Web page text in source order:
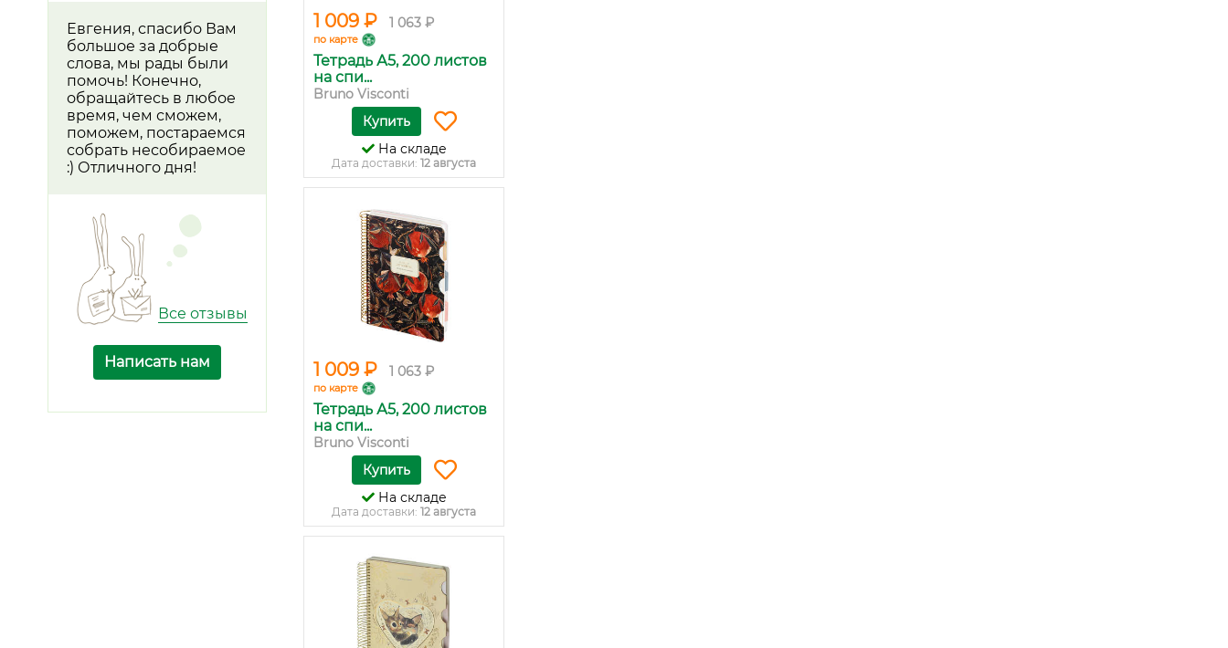
Евгения, спасибо Вам
большое за добрые
слова, мы рады были
помочь! Конечно,
обращайтесь в любое
время, чем сможем,
поможем, постараемся
собрать несобираемое
:) Отличного дня!
Все отзывы
Написать нам
1 009 ₽ 1 063 ₽
по карте
Тетрадь А5, 200 листов
на спи...
Bruno Visconti
Купить
На складе
Дата доставки: 12 августа
1 009 ₽ 1 063 ₽
по карте
Тетрадь А5, 200 листов
на спи...
Bruno Visconti
Купить
На складе
Дата доставки: 12 августа